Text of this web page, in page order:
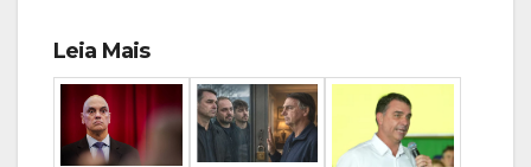
Leia Mais